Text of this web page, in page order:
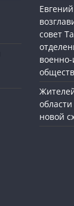
совет
военно-
новой